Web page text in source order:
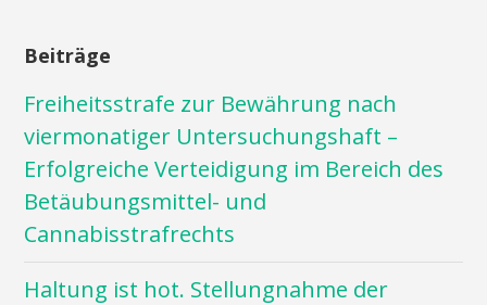
Beiträge
Freiheitsstrafe zur Bewährung nach
viermonatiger Untersuchungshaft –
Erfolgreiche Verteidigung im Bereich des
Betäubungsmittel- und
Cannabisstrafrechts
Haltung ist hot. Stellungnahme der